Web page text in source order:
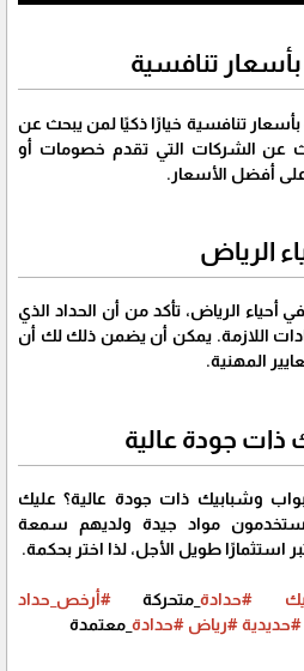
تنافسية
بأسعار تنافسية خيارًا ذكيًا لمن يبحث عن
عن الشركات التي تقدم خصومات أو
أفضل الأسعار.
الرياض
الرياض، تأكد من أن الحداد الذي
اللازمة. يمكن أن يضمن ذلك لك أن
المهنية.
ذات جودة عالية
وشبابيك ذات جودة عالية؟ عليك
مواد جيدة ولديهم سمعة
استثمارًا طويل الأجل، لذا اختر بحكمة.
#حدادة_متحركة #أرخص_حداد
#حديدية#رياض #حدادة _معتمدة